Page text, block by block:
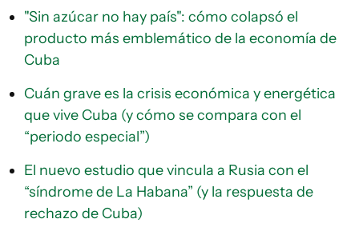
"Sin azúcar no hay país": cómo colapsó el
producto más emblemático de la economía de
Cuba
Cuán grave es la crisis económica y energética
que vive Cuba (y cómo se compara con el
“periodo especial”)
El nuevo estudio que vincula a Rusia con el
“síndrome de La Habana” (y la respuesta de
rechazo de Cuba)